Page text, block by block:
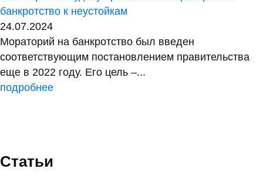
банкротство к неустойкам
24.07.2024
Мораторий на банкротство был введен
соответствующим постановлением правительства
еще в 2022 году. Его цель –...
подробнее
Статьи